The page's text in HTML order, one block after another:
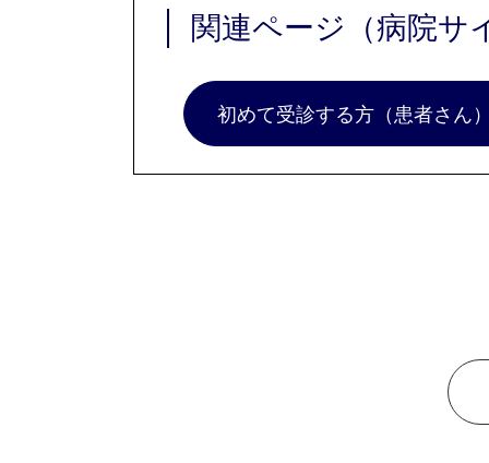
関連ページ（病院サ
初めて受診する方（患者さん